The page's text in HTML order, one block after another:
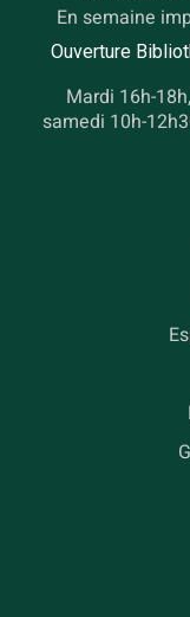
En semaine
Ouverture
Mardi 16h-
samedi 10h-